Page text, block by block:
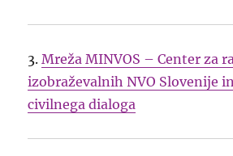
3.Mreža MINVOS – Center za
izobraževalnih NVO Slovenije
civilnega dialoga